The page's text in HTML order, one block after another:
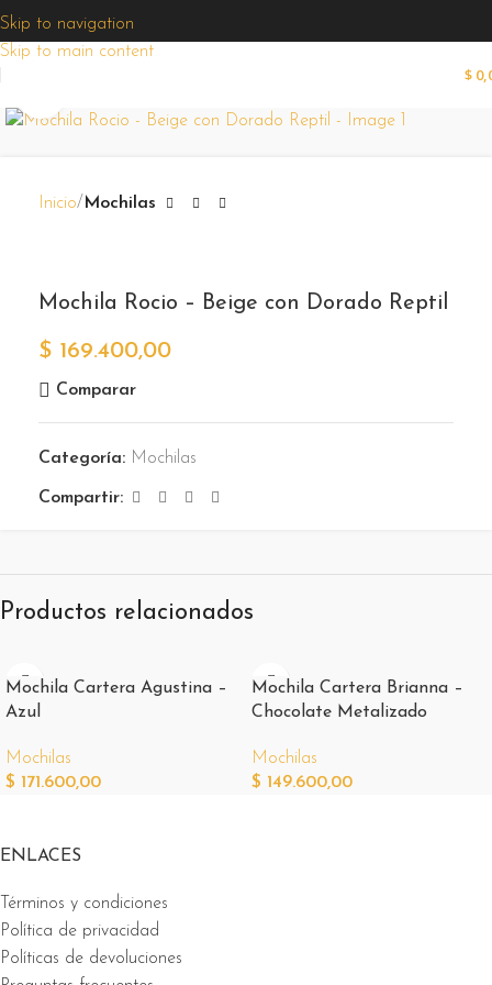
Skip to navigation
Skip to main content
$
Inicio Mochilas
Mochila Rocio – Beige con Dorado Reptil
$ 169.400,00
Comparar
Categoría: Mochilas
Compartir:
Productos relacionados
Mochila Cartera Agustina –
Azul
Mochilas
$ 171.600,00
Mochila Cartera Brianna –
Chocolate Metalizado
Mochilas
$ 149.600,00
ENLACES
Términos y condiciones
Política de privacidad
Políticas de devoluciones